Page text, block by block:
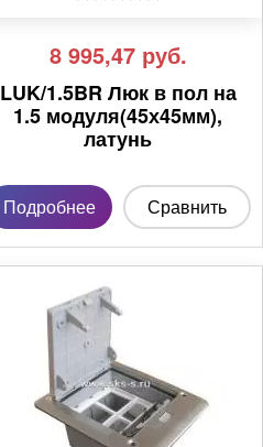
8 995,47 руб.
LUK/1.5BR Люк в пол на
1.5 модуля(45х45мм),
латунь
Подробнее Сравнить